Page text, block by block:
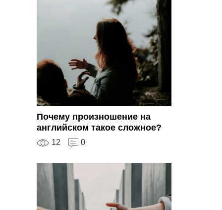
Почему произношение на
английском такое сложное?
12 0